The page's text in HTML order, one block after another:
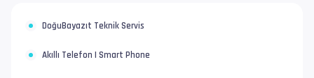
DoğuBayazıt Teknik Servis
Akıllı Telefon | Smart Phone